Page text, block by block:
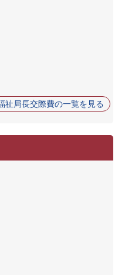
祉局長交際費の一覧を見る